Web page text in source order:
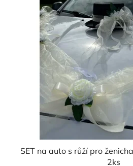
SET na auto s růží pro
2ks